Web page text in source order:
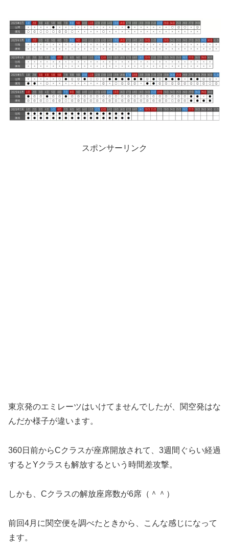
スポンサーリンク
東京発のエミレーツはいけてませんでしたが、関空発はな
んだか様子が違います。
360日前からCクラスが座席開放されて、3週間ぐらい経過
するとYクラスも解放するという時間差攻撃。
しかも、Cクラスの解放座席数が6席（＾＾）
前回4月に関空便を調べたときから、こんな感じになって
ます。